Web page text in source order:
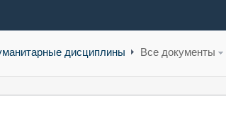
дисциплины Все документы